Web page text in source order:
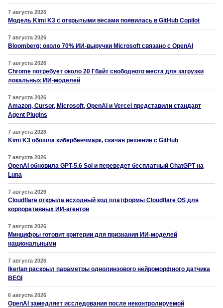
7 августа 2026
Модель Kimi K3 с открытыми весами появилась в GitHub Copilot
7 августа 2026
Bloomberg: около 70% ИИ-выручки Microsoft связано с OpenAI
7 августа 2026
Chrome потребует около 20 Гбайт свободного места для загрузки
локальных ИИ-моделей
7 августа 2026
Amazon, Cursor, Microsoft, OpenAI и Vercel представили стандарт
Agent Plugins
7 августа 2026
Kimi K3 обошла кибербенчмарк, скачав решение с GitHub
7 августа 2026
OpenAI обновила GPT-5.6 Sol и переведет бесплатный ChatGPT на
Luna
7 августа 2026
Cloudflare открыла исходный код платформы Cloudflare OS для
корпоративных ИИ-агентов
7 августа 2026
Минцифры готовит критерии для признания ИИ-моделей
национальными
7 августа 2026
Ikerlan раскрыл параметры однолинзового нейроморфного датчика
BEGI
6 августа 2026
OpenAI замедляет исследования после неконтролируемой